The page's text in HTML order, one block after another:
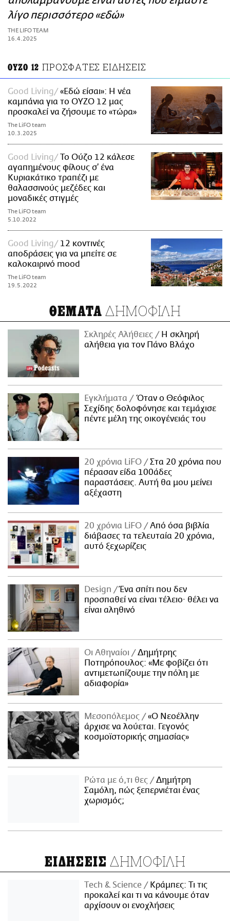
ΑΜΠΑ
PRINT
λίγο περισσότερο «εδώ»
THE LIFO TEAM
16.4.2025
ΟΥΖΟ 12 ΠΡΟΣΦΑΤΕΣ ΕΙΔΗΣΕΙΣ
Good Living
«Εδώ είσαι»: H νέα
καμπάνια για το ΟΥΖΟ 12 μας
προσκαλεί να ζήσουμε το «τώρα»
The LiFO team
10.3.2025
Good Living
Το Ούζο 12 κάλεσε
αγαπημένους φίλους σ’ ένα
Κυριακάτικο τραπέζι με
θαλασσινούς μεζέδες και
μοναδικές στιγμές
The LiFO team
5.10.2022
Good Living
12 κοντινές
αποδράσεις για να μπείτε σε
καλοκαιρινό mood
The LiFO team
19.5.2022
ΘΕΜΑΤΑ ΔΗΜΟΦΙΛΗ
Σκληρές Αλήθειες
H σκληρή
αλήθεια για τον Πάνο Βλάχο
Εγκλήματα
Όταν ο Θεόφιλος
Σεχίδης δολοφόνησε και τεμάχισε
πέντε μέλη της οικογένειάς του
20 χρόνια LiFO
Στα 20 χρόνια που
πέρασαν είδα 100άδες
παραστάσεις. Αυτή θα μου μείνει
αξέχαστη
20 χρόνια LiFO
Από όσα βιβλία
διάβασες τα τελευταία 20 χρόνια,
αυτό ξεχωρίζεις
Design
Ένα σπίτι που δεν
προσπαθεί να είναι τέλειο· θέλει να
είναι αληθινό
Οι Αθηναίοι
Δημήτρης
Ποτηρόπουλος: «Με φοβίζει ότι
αντιμετωπίζουμε την πόλη με
αδιαφορία»
Μεσοπόλεμος
«Ο Νεοέλλην
άρχισε να λούεται. Γεγονός
κοσμοϊστορικής σημασίας»
Ρώτα με ό,τι θες
Δημήτρη
Σαμόλη, πώς ξεπερνιέται ένας
χωρισμός;
ΕΙΔΗΣΕΙΣ ΔΗΜΟΦΙΛΗ
Τech & Science
Κράμπες: Τι τις
προκαλεί και τι να κάνουμε όταν
αρχίσουν οι ενοχλήσεις